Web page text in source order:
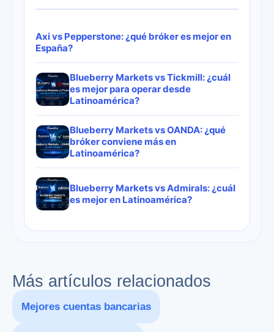
Axi vs Pepperstone: ¿qué bróker es mejor en
España?
Blueberry Markets vs Tickmill: ¿cuál
es mejor para operar desde
Latinoamérica?
Blueberry Markets vs OANDA: ¿qué
bróker conviene más en
Latinoamérica?
Blueberry Markets vs Admirals: ¿cuál
es mejor en Latinoamérica?
Más artículos relacionados
Mejores cuentas bancarias